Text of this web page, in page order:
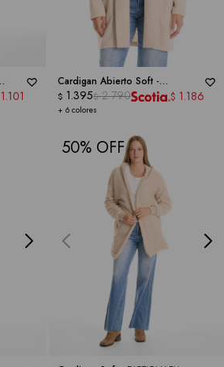
1.101
Cardigan Abierto Soft -
DICTIONARY
+ 6 colores
$ 1.395$ 2.790 $ 1.186
50